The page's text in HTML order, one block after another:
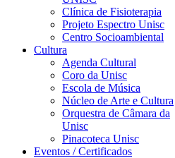
Clínica de Fisioterapia
Projeto Espectro Unisc
Centro Socioambiental
Cultura
Agenda Cultural
Coro da Unisc
Escola de Música
Núcleo de Arte e Cultura
Orquestra de Câmara da
Unisc
Pinacoteca Unisc
Eventos / Certificados